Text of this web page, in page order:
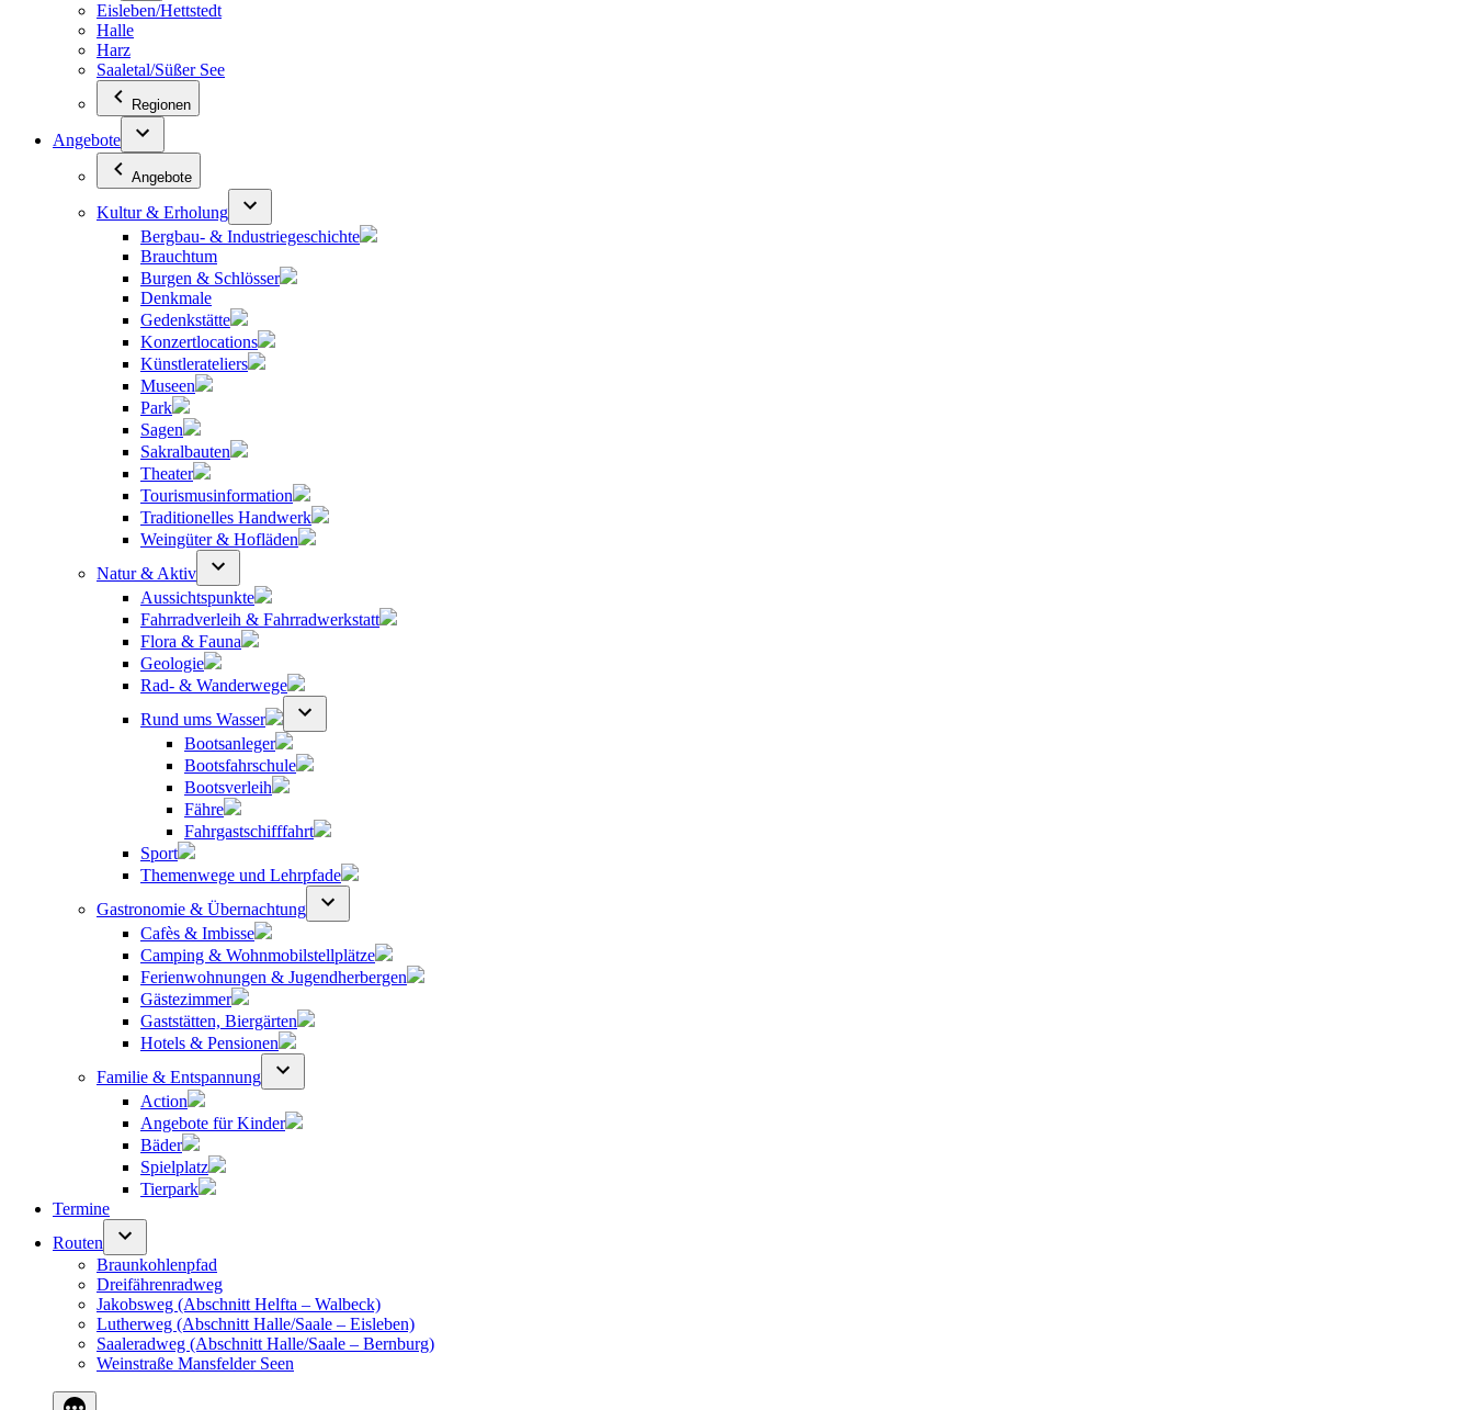
Eisleben/Hettstedt
Halle
Harz
Saaletal/Süßer See
Regionen
Angebote
Angebote
Kultur & Erholung
Bergbau- & Industriegeschichte
Brauchtum
Burgen & Schlösser
Denkmale
Gedenkstätte
Konzertlocations
Künstlerateliers
Museen
Park
Sagen
Sakralbauten
Theater
Tourismusinformation
Traditionelles Handwerk
Weingüter & Hofläden
Natur & Aktiv
Aussichtspunkte
Fahrradverleih & Fahrradwerkstatt
Flora & Fauna
Geologie
Rad- & Wanderwege
Rund ums Wasser
Bootsanleger
Bootsfahrschule
Bootsverleih
Fähre
Fahrgastschifffahrt
Sport
Themenwege und Lehrpfade
Gastronomie & Übernachtung
Cafès & Imbisse
Camping & Wohnmobilstellplätze
Ferienwohnungen & Jugendherbergen
Gästezimmer
Gaststätten, Biergärten
Hotels & Pensionen
Familie & Entspannung
Action
Angebote für Kinder
Bäder
Spielplatz
Tierpark
Termine
Routen
Braunkohlenpfad
Dreifährenradweg
Jakobsweg (Abschnitt Helfta – Walbeck)
Lutherweg (Abschnitt Halle/Saale – Eisleben)
Saaleradweg (Abschnitt Halle/Saale – Bernburg)
Weinstraße Mansfelder Seen